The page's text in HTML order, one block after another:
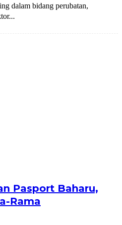
dalam bidang perubatan,
Pasport Baharu,
Rama